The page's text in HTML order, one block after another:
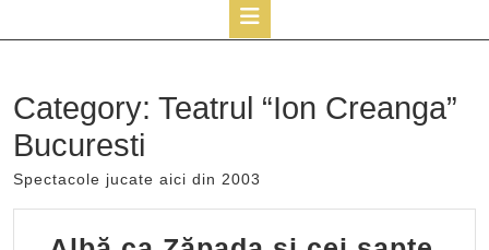
Category: Teatrul “Ion Creanga”
Bucuresti
Spectacole jucate aici din 2003